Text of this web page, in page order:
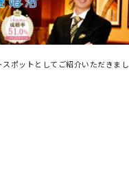
スポットとしてご紹介いただきまし